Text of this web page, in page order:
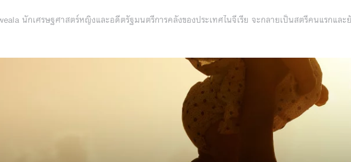
นักเศรษฐศาสตร์หญิงและอดีตรัฐมนตรีการคลังของประเทศไนจีเรีย จะกลายเป็นสตรีคนแรกแล